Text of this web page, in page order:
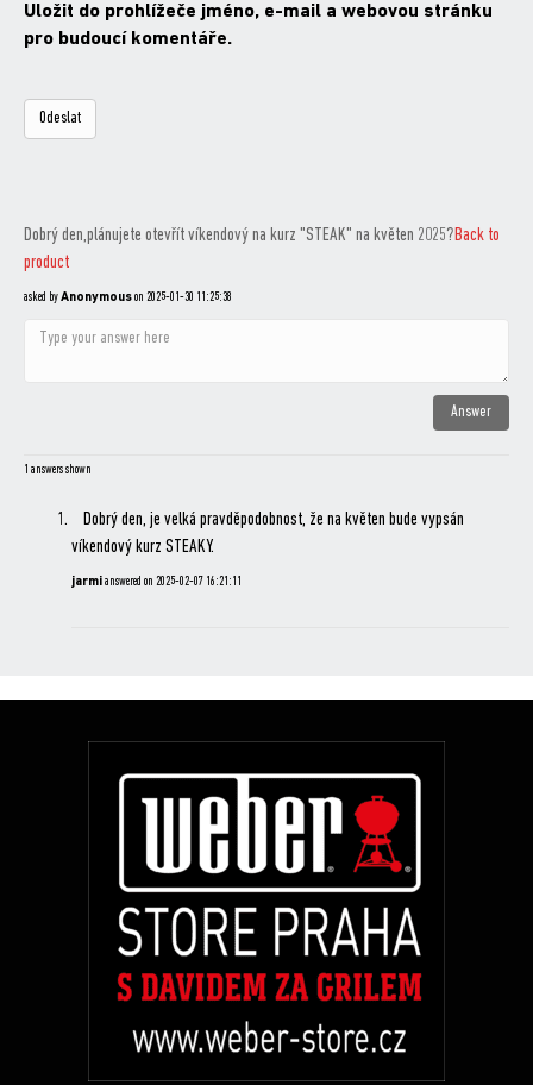
Uložit do prohlížeče jméno, e-mail a webovou stránku
pro budoucí komentáře.
Dobrý den,plánujete otevřít víkendový na kurz "STEAK" na květen 2025?Back to
product
asked byAnonymouson 2025-01-30 11:25:38
1 answers shown
Dobrý den, je velká pravděpodobnost, že na květen bude vypsán
víkendový kurz STEAKY.
jarmianswered on 2025-02-07 16:21:11